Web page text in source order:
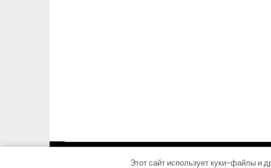
Этот сайт использует куки-файлы и